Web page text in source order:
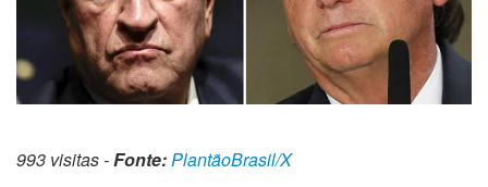
993 visitas -Fonte:PlantãoBrasil/X